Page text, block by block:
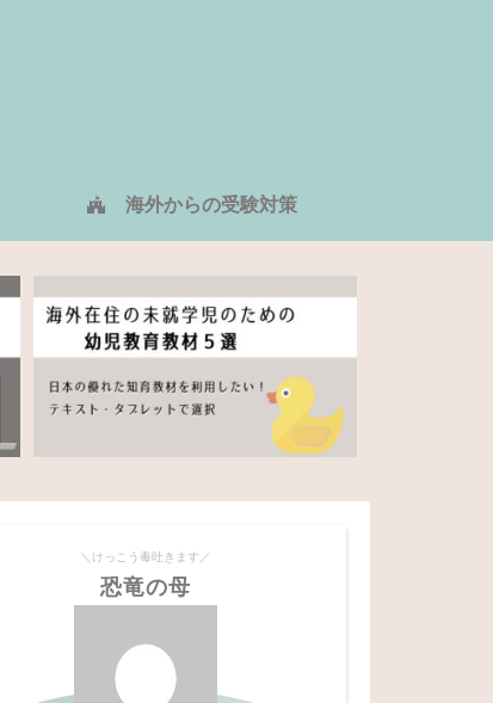
海外からの受験対策
＼けっこう毒吐きます／
恐竜の母